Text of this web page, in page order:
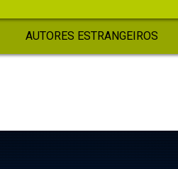
AUTORES ESTRANGEIROS